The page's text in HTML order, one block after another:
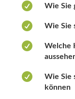
 Wie Sie
 Wie Sie

Welche

Wie Sie
können